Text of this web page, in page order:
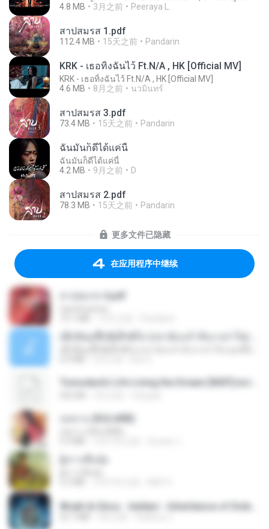
4.8 MB
3月之前 Peeraya L.
สาปสมรส 1.pdf
112.4 MB 15天之前 Pandarin
KRK - เธอทิ้งฉันไว้ Ft.N/A , HK [Official MV]
KRK - เธอทิ้งฉันไว้ Ft.N/A , HK [Official MV]
4.6 MB
8月之前 นวมินทร์
สาปสมรส 3.pdf
73.4 MB 15天之前 Pandarin
ฉันมันก็ดีได้แค่นี้
ฉันมันก็ดีได้แค่นี้
4.2 MB
9月之前 D
สาปสมรส 2.pdf
78.3 MB 15天之前 Pandarin
更多文件已隐藏
在应用程序中继续
สาปสมรส 4.pdf
กุหลาบ (KULARB)